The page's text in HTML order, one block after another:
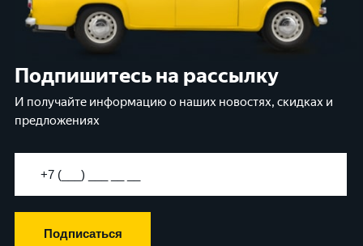
Подпишитесь на рассылку
И получайте информацию о наших новостях, скидках и
предложениях
Подписаться